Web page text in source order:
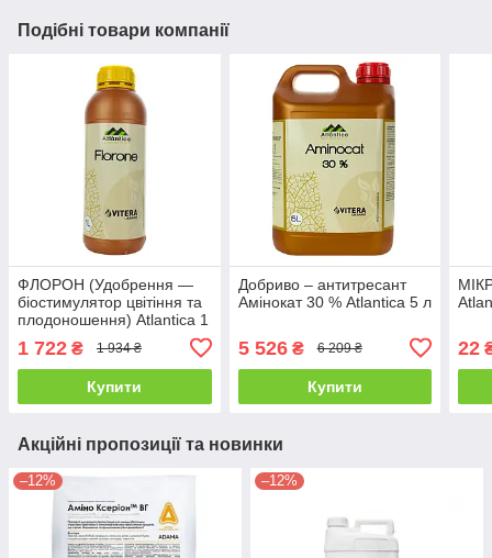
Подібні товари компанії
ФЛОРОН (Удобрення —
біостимулятор цвітіння та
плодоношення) Atlantica 1
1 722 ₴ 1 934 ₴
Купити
Добриво – антитресант
Амінокат 30 % Atlantica 5 л
5 526₴ 6 209 ₴
Купити
22
Акційні пропозиції та новинки
–12% –12%